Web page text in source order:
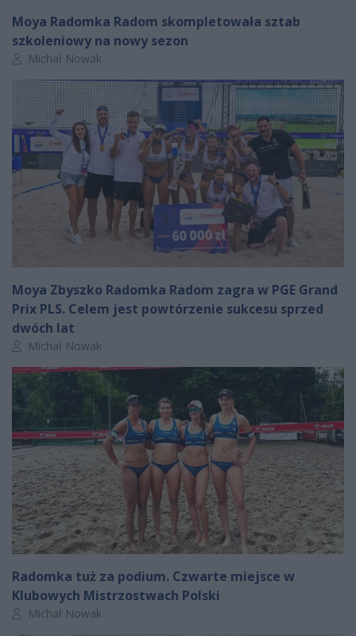
Moya Radomka Radom skompletowała sztab
szkoleniowy na nowy sezon
Autor artykułu:
Michał Nowak
Moya Zbyszko Radomka Radom zagra w PGE Grand
Prix PLS. Celem jest powtórzenie sukcesu sprzed
dwóch lat
Autor artykułu:
Michał Nowak
Radomka tuż za podium. Czwarte miejsce w
Klubowych Mistrzostwach Polski
Autor artykułu:
Michał Nowak